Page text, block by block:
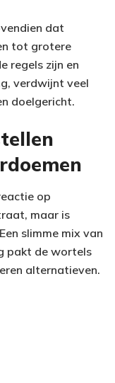
dat
tot grotere
regels zijn en
verdwijnt veel
doelgericht.
op
maar is
slimme mix van
pakt de wortels
alternatieven.